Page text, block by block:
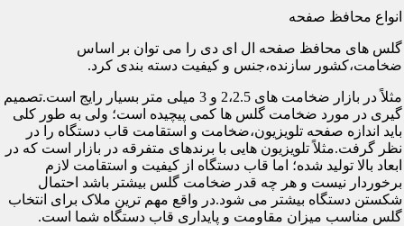
انواع محافظ صفحه
گلس های محافظ صفحه ال ای دی را می توان بر اساس
ضخامت،کشور سازنده،جنس و کیفیت دسته بندی کرد.
مثلاً در بازار ضخامت های 2،2.5 و 3 میلی متر بسیار رایج است.تصمیم
گیری در مورد ضخامت گلس ها کمی پیچیده است؛ ولی به طور کلی
باید اندازه صفحه تلویزیون،ضخامت و استقامت قاب دستگاه را در
نظر گرفت.مثلاً تلویزیون هایی با برندهای متفرقه در بازار است که در
ابعاد بالا تولید شده؛ اما قاب دستگاه از کیفیت و استقامت لازم
برخوردار نیست و هر چه قدر ضخامت گلس بیشتر باشد احتمال
شکستن دستگاه بیشتر می شود.در واقع مهم ترین ملاک برای انتخاب
گلس مناسب میزان مقاومت و پایداری قاب دستگاه شما است.